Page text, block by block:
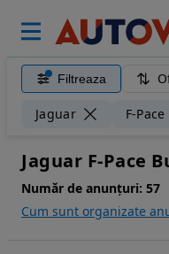
Filtreaza
Jaguar F-Pace
Jaguar F-Pace
Număr de anunțuri: 57
Cum sunt organizate